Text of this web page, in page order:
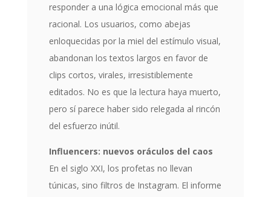
responder a una lógica emocional más que
racional. Los usuarios, como abejas
enloquecidas por la miel del estímulo visual,
abandonan los textos largos en favor de
clips cortos, virales, irresistiblemente
editados. No es que la lectura haya muerto,
pero sí parece haber sido relegada al rincón
del esfuerzo inútil.
Influencers: nuevos oráculos del caos
En el siglo XXI, los profetas no llevan
túnicas, sino filtros de Instagram. El informe